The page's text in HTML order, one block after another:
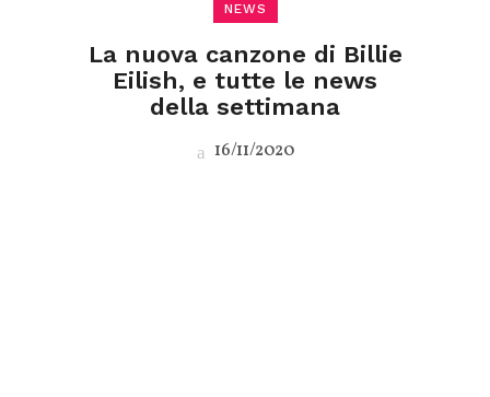
NEWS
La nuova canzone di Billie
Eilish, e tutte le news
della settimana
16/11/2020